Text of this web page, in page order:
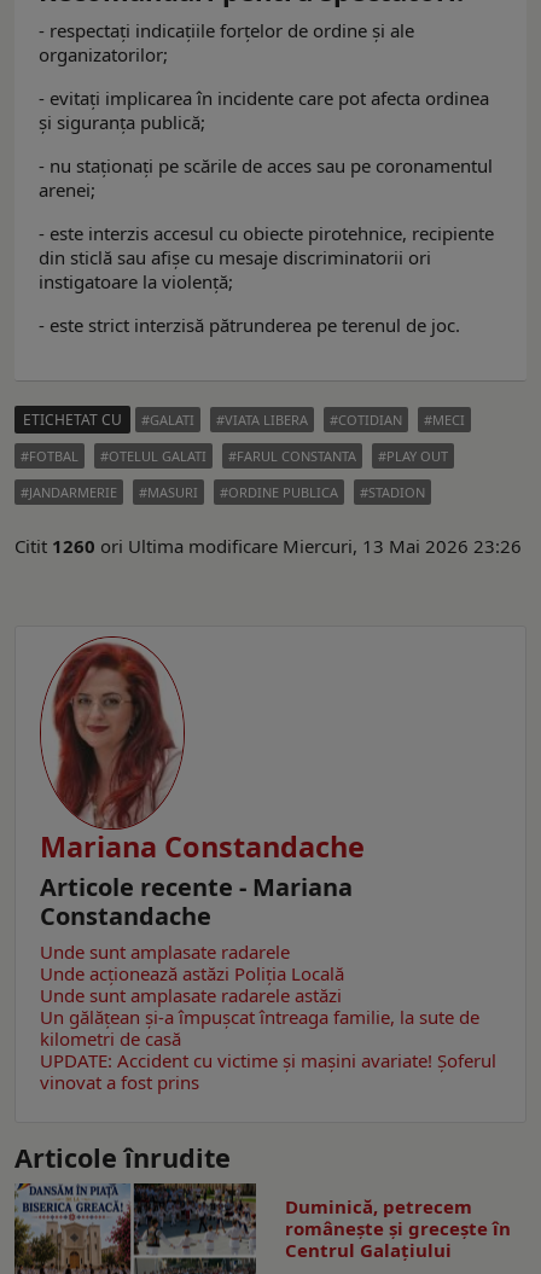
- respectați indicațiile forțelor de ordine și ale
organizatorilor;
- evitați implicarea în incidente care pot afecta ordinea
și siguranța publică;
- nu staționați pe scările de acces sau pe coronamentul
arenei;
- este interzis accesul cu obiecte pirotehnice, recipiente
din sticlă sau afișe cu mesaje discriminatorii ori
instigatoare la violență;
- este strict interzisă pătrunderea pe terenul de joc.
ETICHETAT CU GALATI VIATA LIBERA COTIDIAN
MECI
FOTBAL
OTELUL GALATI FARUL CONSTANTA
PLAY OUT
JANDARMERIE
MASURI ORDINE PUBLICA STADION
Citit 1260 ori Ultima modificare Miercuri, 13 Mai 2026 23:26
Mariana Constandache
Articole recente - Mariana
Constandache
Unde sunt amplasate radarele
Unde acționează astăzi Poliția Locală
Unde sunt amplasate radarele astăzi
Un gălăţean și-a împușcat întreaga familie, la sute de
kilometri de casă
UPDATE: Accident cu victime și mașini avariate! Șoferul
vinovat a fost prins
Articole înrudite
Duminică, petrecem
româneşte şi greceşte în
Centrul Galaţiului